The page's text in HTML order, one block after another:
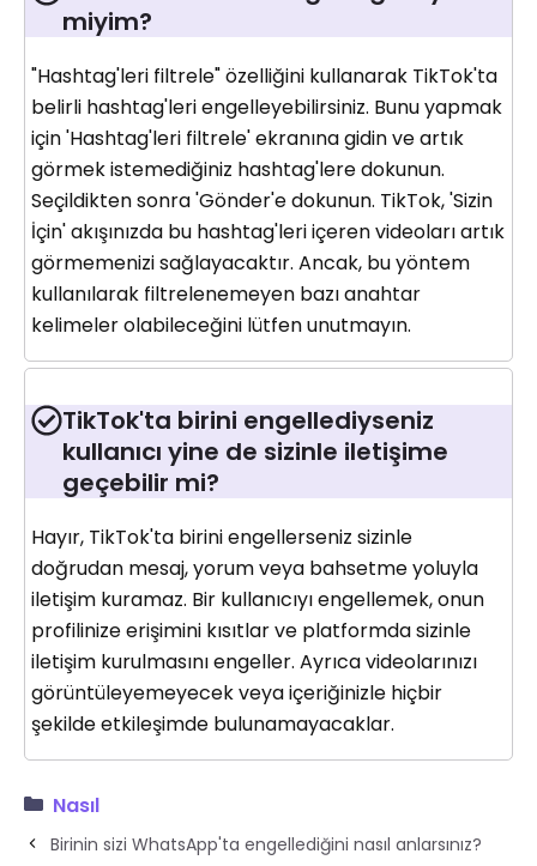
miyim?
"Hashtag'leri filtrele" özelliğini kullanarak TikTok'ta
belirli hashtag'leri engelleyebilirsiniz. Bunu yapmak
için 'Hashtag'leri filtrele' ekranına gidin ve artık
görmek istemediğiniz hashtag'lere dokunun.
Seçildikten sonra 'Gönder'e dokunun. TikTok, 'Sizin
İçin' akışınızda bu hashtag'leri içeren videoları artık
görmemenizi sağlayacaktır. Ancak, bu yöntem
kullanılarak filtrelenemeyen bazı anahtar
kelimeler olabileceğini lütfen unutmayın.
TikTok'ta birini engellediyseniz
kullanıcı yine de sizinle iletişime
geçebilir mi?
Hayır, TikTok'ta birini engellerseniz sizinle
doğrudan mesaj, yorum veya bahsetme yoluyla
iletişim kuramaz. Bir kullanıcıyı engellemek, onun
profilinize erişimini kısıtlar ve platformda sizinle
iletişim kurulmasını engeller. Ayrıca videolarınızı
görüntüleyemeyecek veya içeriğinizle hiçbir
şekilde etkileşimde bulunamayacaklar.
Nasıl
Birinin sizi WhatsApp'ta engellediğini nasıl anlarsınız?